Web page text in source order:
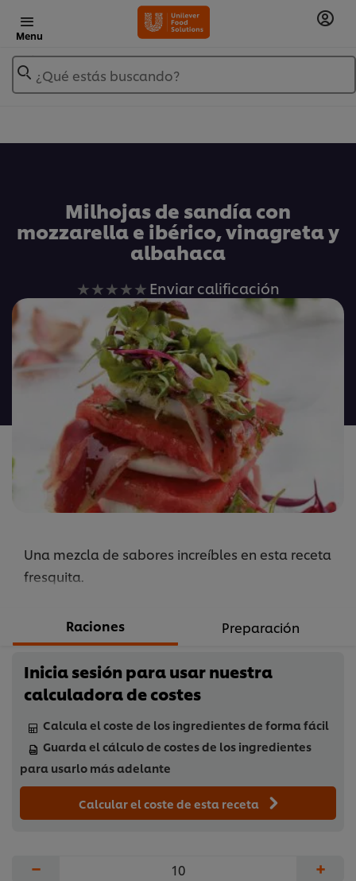
Menu
¿Qué estás buscando?
Milhojas de sandía con
mozzarella e ibérico, vinagreta y
albahaca
No
se
han
enviado
calificaciones
para
este
recipe
Enviar calificación
Una mezcla de sabores increíbles en esta receta
fresquita.
Raciones Preparación
Inicia sesión para usar nuestra
calculadora de costes
Calcula el coste de los ingredientes de forma fácil
Guarda el cálculo de costes de los ingredientes
para usarlo más adelante
Calcular el coste de esta receta
− +